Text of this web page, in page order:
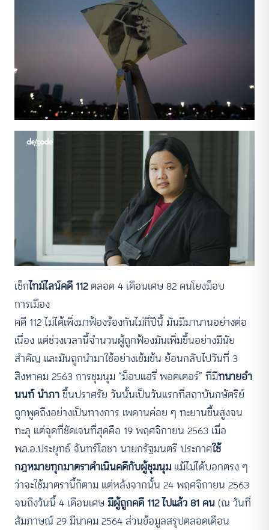
เช็กไทม์ไลน์คดี 112ตลอด 4 เดือนเศษ 82 คนโยงม็อบ
การเมือง
คดี 112 ไม่ได้เพิ่งมาฟ้องร้องกันไม่กี่ปีนี้ มันมีมานานอย่างต่อ
เนื่อง แต่ช่วงเวลานี้จำนวนผู้ถูกฟ้องมันเพิ่มขึ้นอย่างมีนัย
สำคัญ และมันถูกนำมาใช้อย่างเข้มข้น ย้อนกลับไปวันที่ 3
สิงหาคม 2563 การชุมนุม “ม็อบแฮรี่ พอตเตอร์” ที่มีทนายอำ
นนท์ นำภาขึ้นปราศรัย วันนั้นเป็นวันแรกที่สถาบันกษัตริย์
ถูกพูดถึงอย่างเป็นทางการ เพดานค่อย ๆ ทะยานขึ้นสูงจน
ทะลุ แต่จุดที่ชัดเจนที่สุดคือ 19 พฤศจิกายน 2563 เมื่อ
พล.อ.ประยุทธ์ จันทร์โอชา นายกรัฐมนตรี ประกาศใช้
กฎหมายทุกมาตราดำเนินคดีกับผู้ชุมนุม แม้ไม่ได้บอกตรง ๆ
ว่าจะใช้มาตรานี้ก็ตาม แต่หลังจากนั้น 24 พฤศจิกายน 2563
จนถึงวันนี้ 4 เดือนเศษ มีผู้ถูกคดี 112 ไปแล้ว 81 คน(ณ วันที่
สัมภาษณ์ 29 มีนาคม 2564 ส่วนข้อมูลสรุปตลอดเดือน